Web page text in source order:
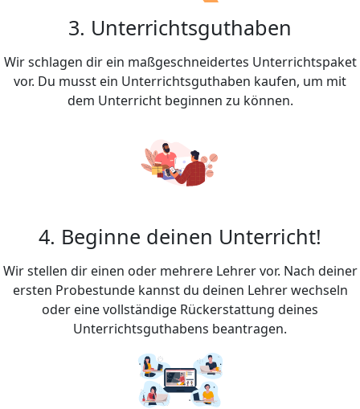
3. Unterrichtsguthaben
Wir schlagen dir ein maßgeschneidertes Unterrichtspaket
vor. Du musst ein Unterrichtsguthaben kaufen, um mit
dem Unterricht beginnen zu können.
4. Beginne deinen Unterricht!
Wir stellen dir einen oder mehrere Lehrer vor. Nach deiner
ersten Probestunde kannst du deinen Lehrer wechseln
oder eine vollständige Rückerstattung deines
Unterrichtsguthabens beantragen.